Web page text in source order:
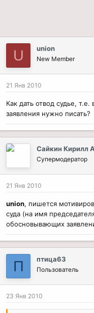
U union
New Member
21 Янв 2010
Как дать отвод судье,
заявления нужно писать?
Сайкин Кирилл
Супермодератор
21 Янв 2010
union, пишется
суда (на имя
обосновывающих
П птица63
Пользователь
23 Янв 2010